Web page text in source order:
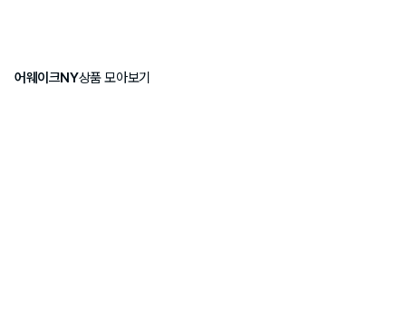
어웨이크NY상품 모아보기